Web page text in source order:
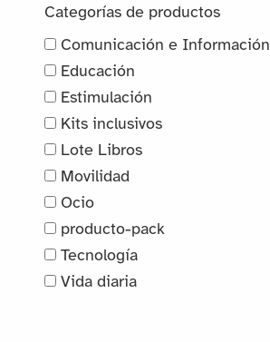
Categorías de productos
Comunicación e Información
Educación
Estimulación
Kits inclusivos
Lote Libros
Movilidad
Ocio
producto-pack
Tecnología
Vida diaria